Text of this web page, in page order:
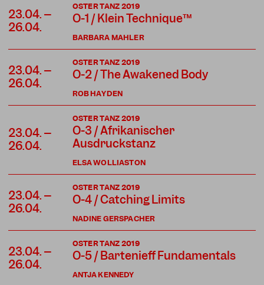
23.04. –
26.04.
BARBARA MAHLER
OSTER TANZ 2019
O-1 / Klein Technique™
23.04. –
26.04.
ROB HAYDEN
OSTER TANZ 2019
O-2 / The Awakened Body
23.04. –
26.04.
ELSA WOLLIASTON
OSTER TANZ 2019
O-3 / Afrikanischer
Ausdruckstanz
23.04. –
26.04.
NADINE GERSPACHER
OSTER TANZ 2019
O-4 / Catching Limits
23.04. –
26.04.
ANTJA KENNEDY
OSTER TANZ 2019
O-5 / Bartenieff Fundamentals